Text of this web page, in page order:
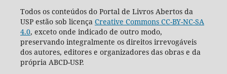
Todos os conteúdos do Portal de Livros Abertos da
USP estão sob licença Creative Commons CC-BY-NC-SA
4.0, exceto onde indicado de outro modo,
preservando integralmente os direitos irrevogáveis
dos autores, editores e organizadores das obras e da
própria ABCD-USP.